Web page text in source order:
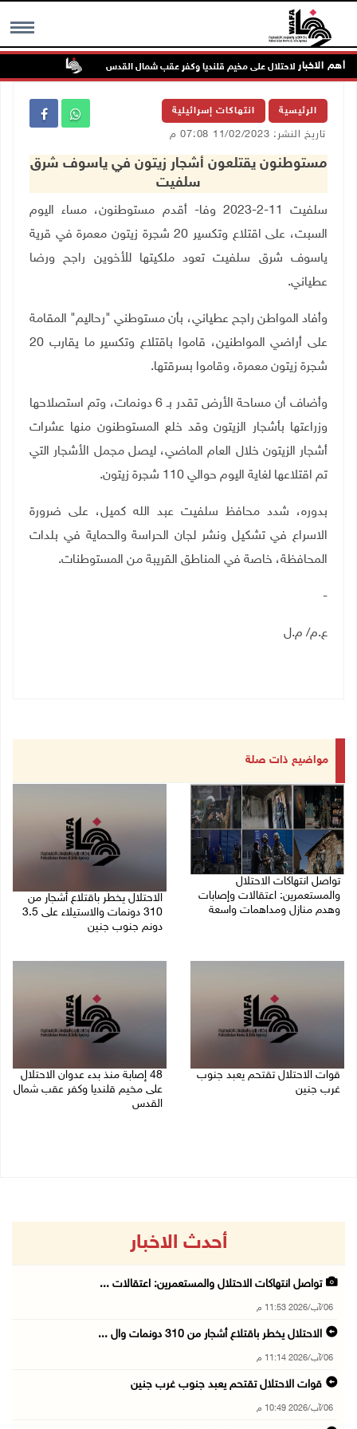
MENU أهم الاخبار
الرئيسية انتهاكات إسرائيلية
تاريخ النشر: 11/02/2023 07:08 م
مستوطنون يقتلعون أشجار زيتون في ياسوف شرق
سلفيت
سلفيت 11-2-2023 وفا- أقدم مستوطنون، مساء اليوم
السبت، على اقتلاع وتكسير 20 شجرة زيتون معمرة في قرية
ياسوف شرق سلفيت تعود ملكيتها للأخوين راجح ورضا
عطياني.
وأفاد المواطن راجح عطياني، بأن مستوطني "رحاليم" المقامة
على أراضي المواطنين، قاموا باقتلاع وتكسير ما يقارب 20
شجرة زيتون معمرة، وقاموا بسرقتها.
وأضاف أن مساحة الأرض تقدر بـ 6 دونمات، وتم استصلاحها
وزراعتها بأشجار الزيتون وقد خلع المستوطنون منها عشرات
أشجار الزيتون خلال العام الماضي، ليصل مجمل الأشجار التي
تم اقتلاعها لغاية اليوم حوالي 110 شجرة زيتون.
بدوره، شدد محافظ سلفيت عبد الله كميل، على ضرورة
الاسراع في تشكيل ونشر لجان الحراسة والحماية في بلدات
المحافظة، خاصة في المناطق القريبة من المستوطنات.
-
ع.م/ م.ل
مواضيع ذات صلة
تواصل انتهاكات الاحتلال
والمستعمرين: اعتقالات وإصابات
وهدم منازل ومداهمات واسعة
الاحتلال يخطر باقتلاع أشجار من
310 دونمات والاستيلاء على 3.5
دونم جنوب جنين
قوات الاحتلال تقتحم يعبد جنوب
غرب جنين
48 إصابة منذ بدء عدوان الاحتلال
على مخيم قلنديا وكفر عقب شمال
القدس
أحدث الاخبار
تواصل انتهاكات الاحتلال والمستعمرين: اعتقالات ...
06/آب/2026 11:53 م
الاحتلال يخطر باقتلاع أشجار من 310 دونمات وال ...
06/آب/2026 11:14 م
قوات الاحتلال تقتحم يعبد جنوب غرب جنين
06/آب/2026 10:49 م